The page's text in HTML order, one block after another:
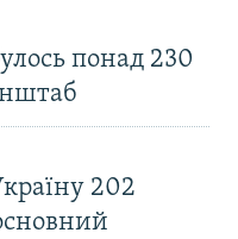
понад 230
202